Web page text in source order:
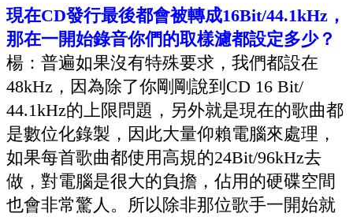
現在CD發行最後都會被轉成16Bit/44.1kHz ，
那在一開始錄音你們的取樣濾都設定多少？
楊：普遍如果沒有特殊要求，我們都設在
48kHz ，因為除了你剛剛說到 CD 16 Bit/
44.1kHz的上限問題，另外就是現在的歌曲都
是數位化錄製，因此大量仰賴電腦來處理，
如果每首歌曲都使用高規的24Bit/96kHz去
做，對電腦是很大的負擔，佔用的硬碟空間
也會非常驚人。所以除非那位歌手一開始就